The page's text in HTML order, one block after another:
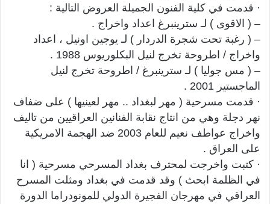
· قدمت في كلية الفنون الجميلة العروض التالية :
– ( الاقوى ) لـ سترينبرغ اعداد واخراج .
– ( رغبة تحت شجرة الدردار ) لـ يوجين اونيل ، اعداد
واخراج / اطروحة تخرج لنيل البكلوريوس 1988 .
– ( مس جوليا ) لـ سترينبرغ / اطروحة تخرج لنيل
الماجستير 2001 .
· قدمت مسرحية ( مهر لبغداد .. مهر لعينيها ) على ضفاف
نهر دجلة وهي من انتاج نقابة الفنانين العراقيين من تاليف
واخراج عواطف نعيم للعام 2003 ضد الهجمة الامريكية
على العراق .
· كتبت واخرجت لمحترف بغداد المسرحي مسرحية ( انا
في الظلمة ابحث ) وقد قدمت في بغداد ومثلت المسرح
العراقي في مهرجان الفجيرة الدولي للمونودراما الدورة